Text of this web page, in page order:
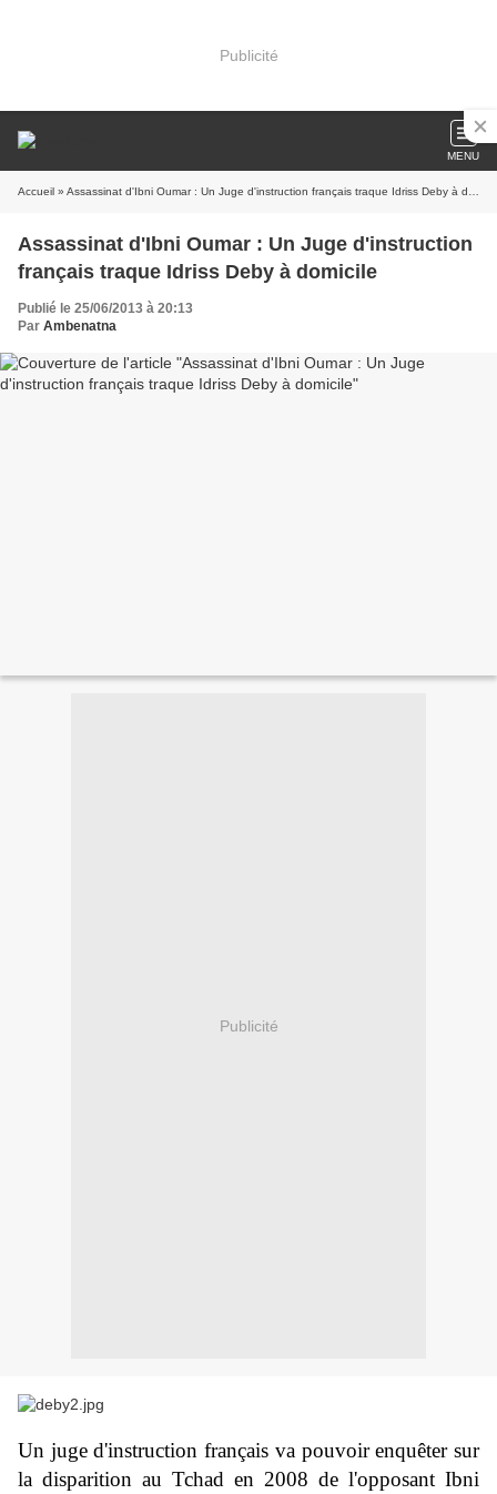
Publicité
MENU
Accueil » Assassinat d'Ibni Oumar : Un Juge d'instruction français traque Idriss Deby à domicile
Assassinat d'Ibni Oumar : Un Juge d'instruction
français traque Idriss Deby à domicile
Publié le 25/06/2013 à 20:13
Par Ambenatna
Publicité
Un juge d'instruction français va pouvoir enquêter sur
la disparition au Tchad en 2008 de l'opposant Ibni